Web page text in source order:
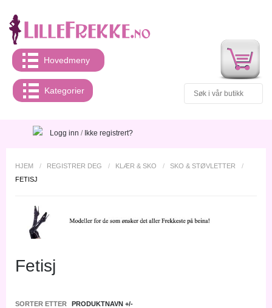
Hovedmeny
Kategorier
Logg inn / Ikke registrert?
HJEM / REGISTRER DEG / KLÆR & SKO / SKO & STØVLETTER
/
FETISJ
Fetisj
SORTER ETTER PRODUKTNAVN +/-